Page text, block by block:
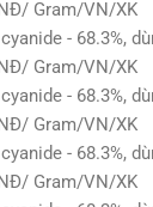
Gram/VN/XK
- 68.3%,
Gram/VN/XK
- 68.3%,
Gram/VN/XK
- 68.3%,
Gram/VN/XK